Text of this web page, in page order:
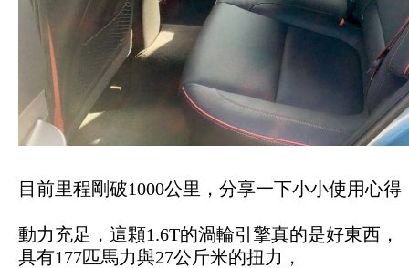
目前里程剛破1000公里，分享一下小小使用心得
動力充足，這顆1.6T的渦輪引擎真的是好東西，
具有177匹馬力與27公斤米的扭力，